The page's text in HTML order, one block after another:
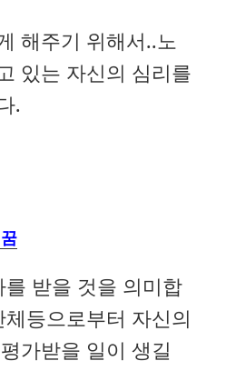
해주기 위해서..노
있는 자신의 심리를
.
받을 것을 의미합
등으로부터 자신의
가받을 일이 생길